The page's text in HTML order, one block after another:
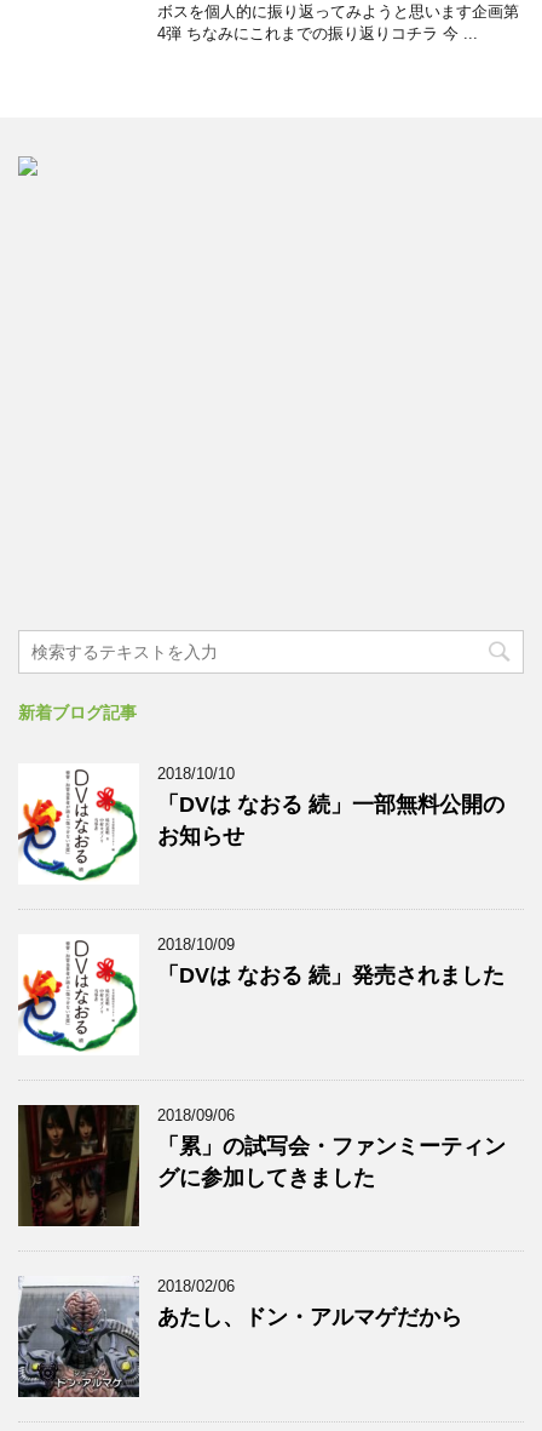
ボスを個人的に振り返ってみようと思います企画第
4弾 ちなみにこれまでの振り返りコチラ 今 ...
新着ブログ記事
2018/10/10
「DVは なおる 続」一部無料公開の
お知らせ
2018/10/09
「DVは なおる 続」発売されました
2018/09/06
「累」の試写会・ファンミーティン
グに参加してきました
2018/02/06
あたし、ドン・アルマゲだから